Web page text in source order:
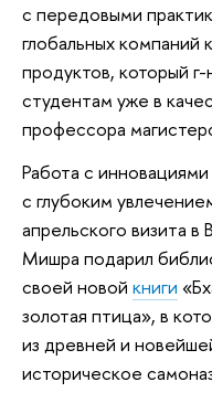
с передовыми
глобальных компаний
продуктов, который
студентам уже в
профессора
Работа с
с глубоким
апрельского визита
Мишра подарил
своей новой книги
золотая птица», в
из древней и
историческое